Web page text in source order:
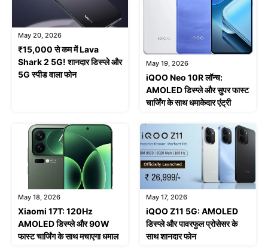
May 20, 2026
₹15,000 से कम में Lava
Shark 2 5G! शानदार डिस्प्ले और
5G स्पीड वाला फोन
May 19, 2026
iQOO Neo 10R लॉन्च:
AMOLED डिस्प्ले और सुपर फास्ट
चार्जिंग के साथ धमाकेदार एंट्री
May 18, 2026
Xiaomi 17T: 120Hz
AMOLED डिस्प्ले और 90W
फास्ट चार्जिंग के साथ मचाएगा धमाल
May 17, 2026
iQOO Z11 5G: AMOLED
डिस्प्ले और पावरफुल प्रोसेसर के
साथ शानदार फोन